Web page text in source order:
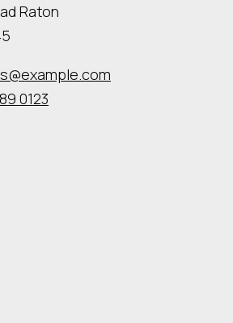
Raton
0123